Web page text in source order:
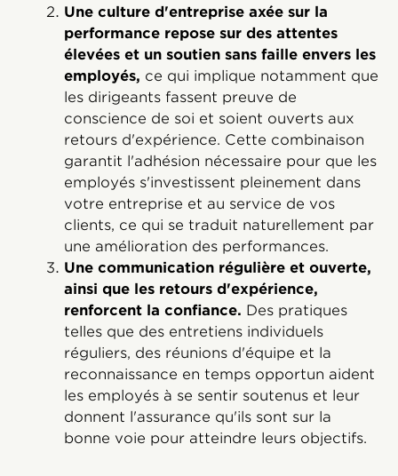
Une culture d'entreprise axée sur la
performance repose sur des attentes
élevées et un soutien sans faille envers les
employés, ce qui implique notamment que
les dirigeants fassent preuve de
conscience de soi et soient ouverts aux
retours d'expérience. Cette combinaison
garantit l'adhésion nécessaire pour que les
employés s'investissent pleinement dans
votre entreprise et au service de vos
clients, ce qui se traduit naturellement par
une amélioration des performances.
Une communication régulière et ouverte,
ainsi que les retours d'expérience,
renforcent la confiance. Des pratiques
telles que des entretiens individuels
réguliers, des réunions d'équipe et la
reconnaissance en temps opportun aident
les employés à se sentir soutenus et leur
donnent l'assurance qu'ils sont sur la
bonne voie pour atteindre leurs objectifs.